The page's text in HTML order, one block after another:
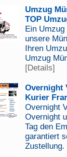
Umzug
TOP
Ein
unsere
Ihren
Umzug
[Details]
Overnight
Kurier
Overnight
Overnight
Tag den
garantiert